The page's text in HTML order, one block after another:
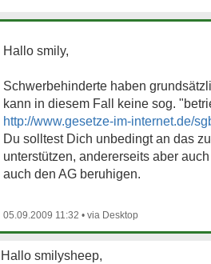
Hallo smily,
Schwerbehinderte haben
kann in diesem Fall keine sog.
http://www.gesetze-im-internet.de/
Du solltest Dich unbedingt an das
unterstützen, andererseits aber
auch den AG beruhigen.
05.09.2009 11:32 •
Hallo smilysheep,